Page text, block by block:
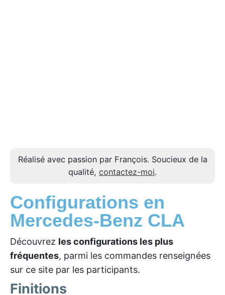
Réalisé avec passion par François. Soucieux de la
qualité, contactez-moi.
Configurations en
Mercedes-Benz CLA
Découvrez les configurations les plus
fréquentes, parmi les commandes renseignées
sur ce site par les participants.
Finitions